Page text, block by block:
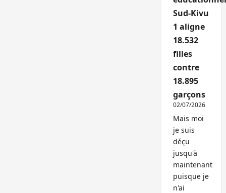
Sud-Kivu
1 aligne
18.532
filles
contre
18.895
garçons
02/07/2026
Mais moi
je suis
déçu
jusqu'à
maintenant
puisque je
n'ai